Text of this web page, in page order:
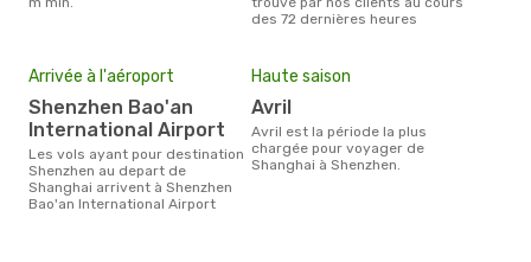
des 72 dernières heures
Arrivée à l'aéroport
Shenzhen Bao'an
International Airport
Les vols ayant pour destination
Shenzhen au depart de
Shanghai arrivent à Shenzhen
Bao'an International Airport
Haute saison
avril
avril est la période la plus
chargée pour voyager de
Shanghai à Shenzhen.